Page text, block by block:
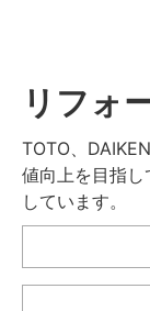
リフォ
TOTO、
値向上を目指
しています。